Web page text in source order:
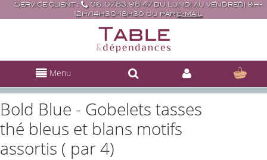
Service client :
06.07.83.98.47 du Lundi au vendredi 9h-
12h/14h30-18h30 ou par e-mail
Menu
Bold Blue - Gobelets tasses
thé bleus et blans motifs
assortis ( par 4)